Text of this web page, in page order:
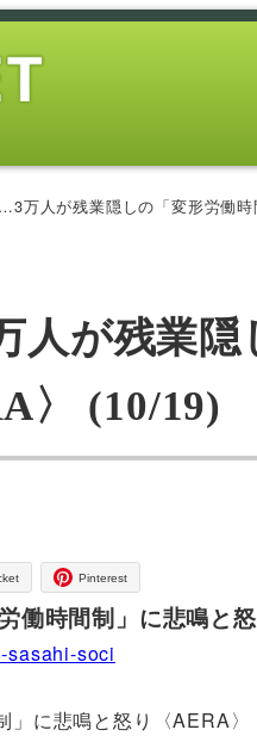
万人が残業隠しの「変形労働
が残業隠
〉 (10/19)
Pinterest
時間制」に悲鳴と怒
sasahi-soci
に悲鳴と怒り〈AERA〉